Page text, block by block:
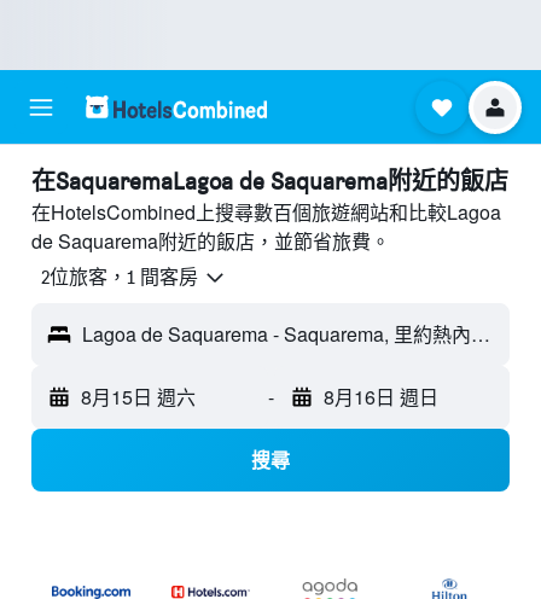
​在SaquaremaLagoa de Saquarema附近​的飯店
在HotelsCombined上搜尋數百個旅遊網站和比較Lagoa
de Saquarema附近的飯店，並節省旅費。
2位旅客，1 間客房
Lagoa de Saquarema - Saquarema, 里約熱內盧, 巴西
8月15日 週六 - 8月16日 週日
搜尋